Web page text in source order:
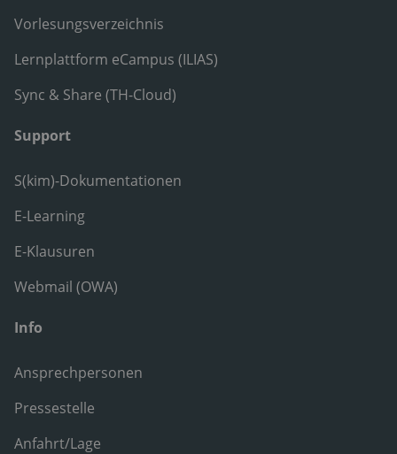
Vorlesungsverzeichnis
Lernplattform eCampus (ILIAS)
Sync & Share (TH-Cloud)
Support
S(kim)-Dokumentationen
E-Learning
E-Klausuren
Webmail (OWA)
Info
Ansprechpersonen
Pressestelle
Anfahrt/Lage